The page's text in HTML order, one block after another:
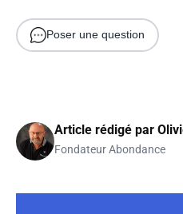
Poser une question
Article rédigé par
Fondateur Abondance